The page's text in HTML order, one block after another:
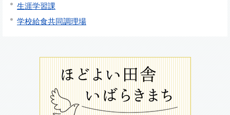
生涯学習課
学校給食共同調理場